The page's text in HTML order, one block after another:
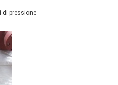
di pressione